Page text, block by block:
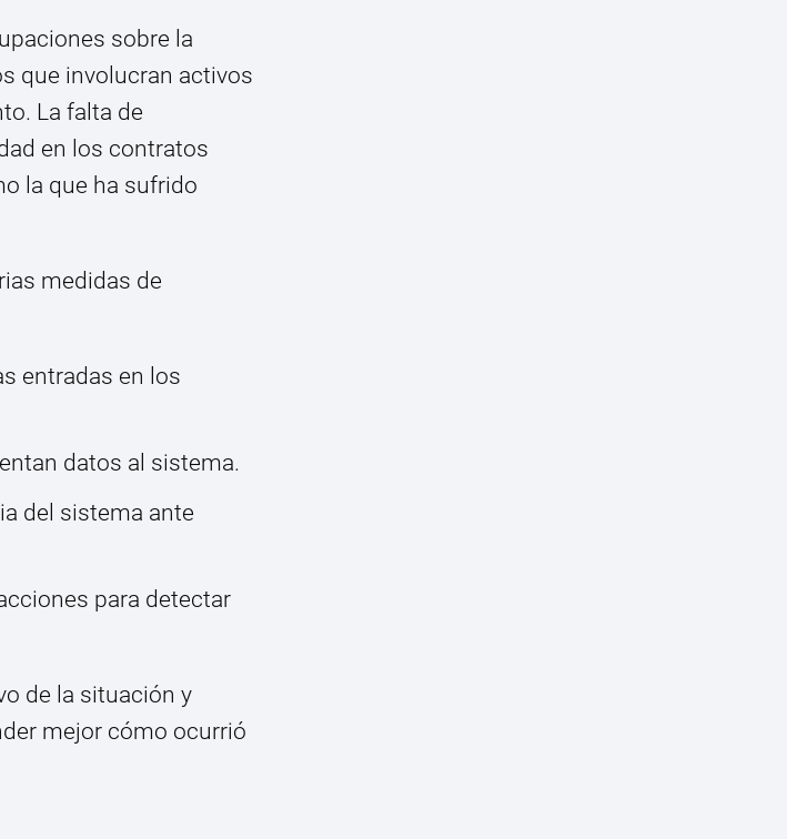
sobre la
que involucran activos
La falta de
en los contratos
la que ha sufrido
medidas de
entradas en los
datos al sistema.
del sistema ante
para detectar
de la situación y
mejor cómo ocurrió